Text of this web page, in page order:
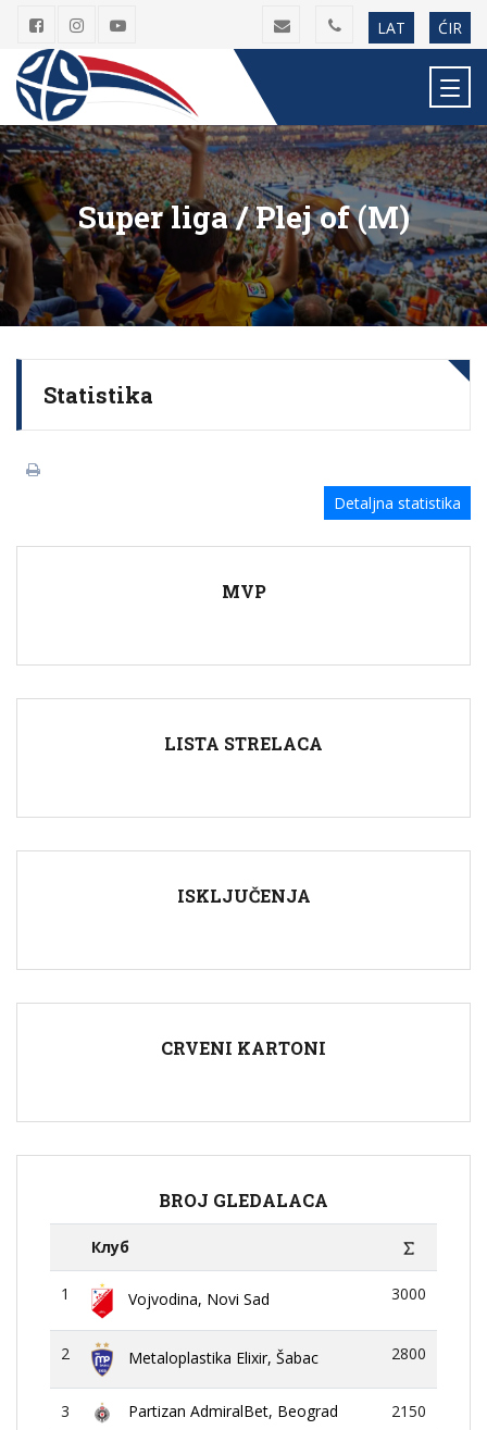
LAT ĆIR
Super liga / Plej of (M)
Statistika
Detaljna statistika
MVP
LISTA STRELACA
ISKLJUČENJA
CRVENI KARTONI
BROJ GLEDALACA
Клуб
1 Vojvodina, Novi Sad 3000
2 Metaloplastika Elixir, Šabac 2800
3 Partizan AdmiralBet, Beograd 2150